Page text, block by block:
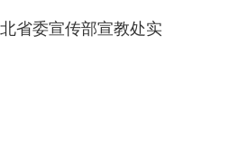
省委宣传部宣教处实